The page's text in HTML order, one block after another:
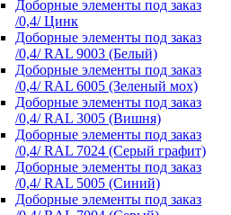
Доборные элементы под заказ
/0,4/ Цинк
Доборные элементы под заказ
/0,4/ RAL 9003 (Белый)
Доборные элементы под заказ
/0,4/ RAL 6005 (Зеленый мох)
Доборные элементы под заказ
/0,4/ RAL 3005 (Вишня)
Доборные элементы под заказ
/0,4/ RAL 7024 (Серый графит)
Доборные элементы под заказ
/0,4/ RAL 5005 (Синий)
Доборные элементы под заказ